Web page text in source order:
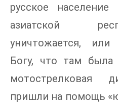
русское
азиатской
уничтожается, или
Богу, что там была
пришли на помощь